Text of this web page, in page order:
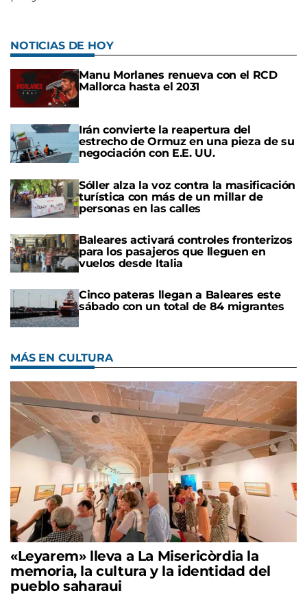
NOTICIAS DE HOY
Manu Morlanes renueva con el RCD
Mallorca hasta el 2031
Irán convierte la reapertura del
estrecho de Ormuz en una pieza de su
negociación con E.E. UU.
Sóller alza la voz contra la masificación
turística con más de un millar de
personas en las calles
Baleares activará controles fronterizos
para los pasajeros que lleguen en
vuelos desde Italia
Cinco pateras llegan a Baleares este
sábado con un total de 84 migrantes
MÁS EN CULTURA
«Leyarem» lleva a La Misericòrdia la
memoria, la cultura y la identidad del
pueblo saharaui